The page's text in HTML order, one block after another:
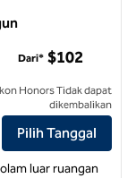
Kota Hutan Bangkit
Dari* $102
Honors Tidak dapat
dikembalikan
Pilih Tanggal
luar ruangan